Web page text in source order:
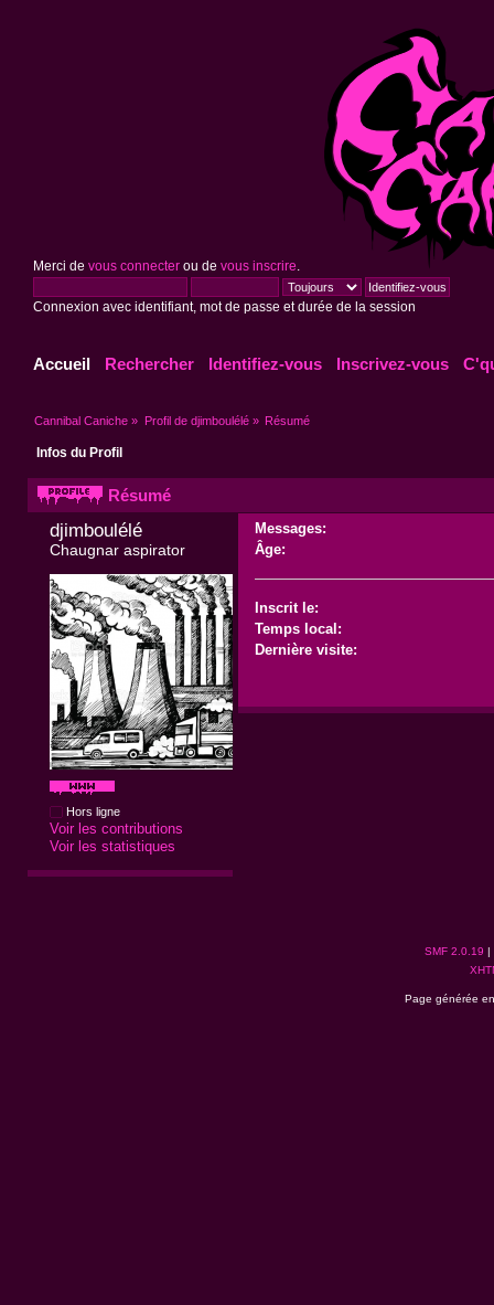
Merci de vous connecterou de vous inscrire
Connexion avec identifiant, mot de passe et durée de la session
Accueil Rechercher Identifiez-vous Inscrivez-vous
Cannibal Caniche » Profil de djimboulélé» Résumé
Infos du Profil
Résumé
djimboulélé
Chaugnar aspirator
Hors ligne
Voir les contributions
Voir les statistiques
Messages:
Âge:
Inscrit le:
Temps local:
Dernière visite:
SMF 2.0.19 |
Page générée